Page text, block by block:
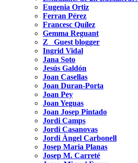
Eugenia Ortiz
Ferran Pérez
Francesc Quílez
Gemma Reguant
Z_ Guest blogger
Ingrid Vidal
Jana Soto
Jesús Galdón
Joan Casellas
Joan Duran-Porta
Joan Pey
Joan Yeguas
Joan Josep Pintado
Jordi Camps
Jordi Casanovas
Jordi Àngel Carbonell
Josep Maria Planas
Josep M. Carreté